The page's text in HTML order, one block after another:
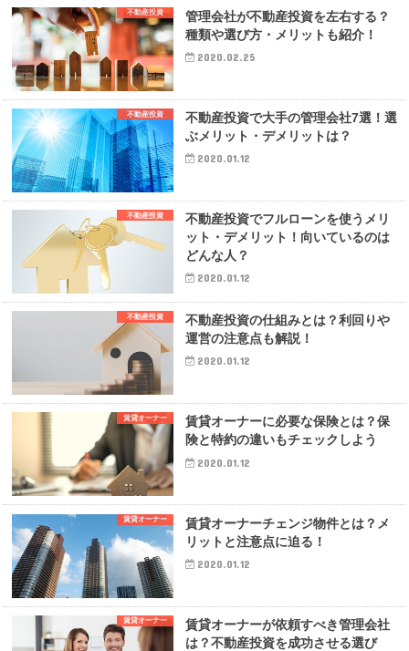
不動産投資
管理会社が不動産投資を左右する？
種類や選び方・メリットも紹介！
2020.02.25
不動産投資
不動産投資で大手の管理会社7選！選
ぶメリット・デメリットは？
2020.01.12
不動産投資
不動産投資でフルローンを使うメリ
ット・デメリット！向いているのは
どんな人？
2020.01.12
不動産投資
不動産投資の仕組みとは？利回りや
運営の注意点も解説！
2020.01.12
賃貸オーナー
賃貸オーナーに必要な保険とは？保
険と特約の違いもチェックしよう
2020.01.12
賃貸オーナー
賃貸オーナーチェンジ物件とは？メ
リットと注意点に迫る！
2020.01.12
賃貸オーナー
賃貸オーナーが依頼すべき管理会社
は？不動産投資を成功させる選び